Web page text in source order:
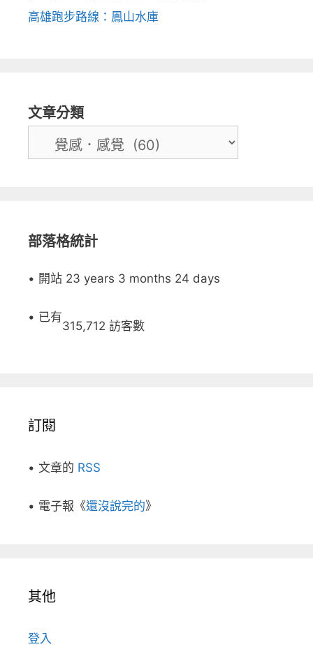
高雄跑步路線：鳳山水庫
文章分類
部落格統計
• 開站 23 years 3 months 24 days
• 已有
315,712 訪客數
訂閱
• 文章的 RSS
• 電子報《還沒說完的》
其他
登入